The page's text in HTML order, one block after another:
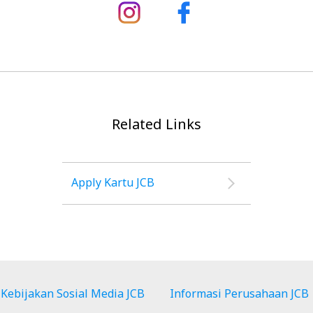
Related Links
Apply Kartu JCB
Kebijakan Sosial Media JCB Informasi Perusahaan JCB